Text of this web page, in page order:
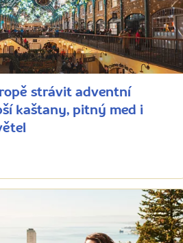
strávit adventní
kaštany, pitný med i